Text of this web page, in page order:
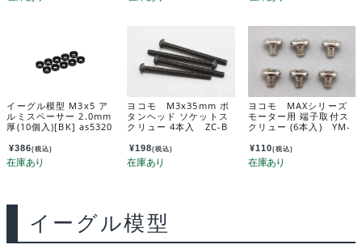
イーグル模型 M3x5 ア
ルミスペーサー 2.0mm
厚(10個入)[BK] as5320
¥386(税込)
ヨコモ M3x35mm ボ
タンヘッド ソケットス
クリュー 4本入 ZC-B
¥198(税込)
ヨコモ MAXシリーズ
モーター用 端子取付ス
クリュー (6本入) YM-
¥110(税込)
イーグル模型